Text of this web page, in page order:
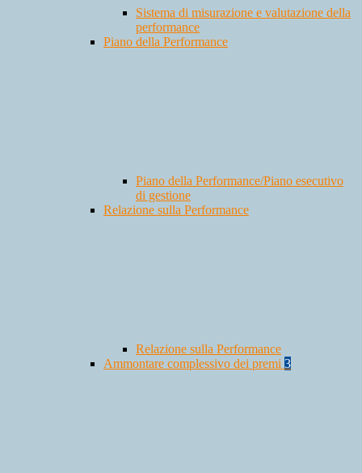
Sistema di misurazione e valutazione della
performance
Piano della Performance
Piano della Performance/Piano esecutivo
di gestione
Relazione sulla Performance
Relazione sulla Performance
Ammontare complessivo dei premi 3